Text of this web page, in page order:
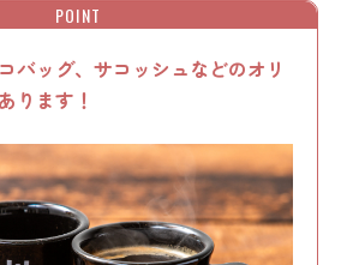
POINT
バッグ、サコッシュなどのオリ
ります！